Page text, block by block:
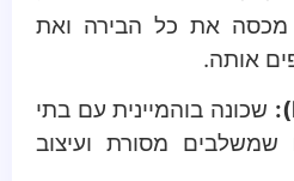
הנוף מהקומה ה-89 מכסה את כל הבירה ואת
אותה.
שכונה בוהמיינית עם בתי
שמשלבים מסורת ועיצוב